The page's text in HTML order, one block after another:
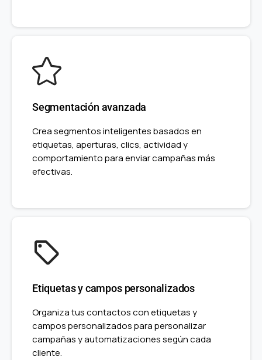
Segmentación avanzada
Crea segmentos inteligentes basados en
etiquetas, aperturas, clics, actividad y
comportamiento para enviar campañas más
efectivas.
Etiquetas y campos personalizados
Organiza tus contactos con etiquetas y
campos personalizados para personalizar
campañas y automatizaciones según cada
cliente.